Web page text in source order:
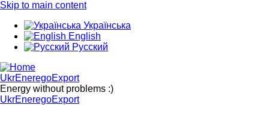
Skip to main content
Українська
English
Русский
UkrEneregoExport
Energy without problems :)
UkrEneregoExport